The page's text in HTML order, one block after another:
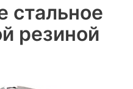
стальное
резиной